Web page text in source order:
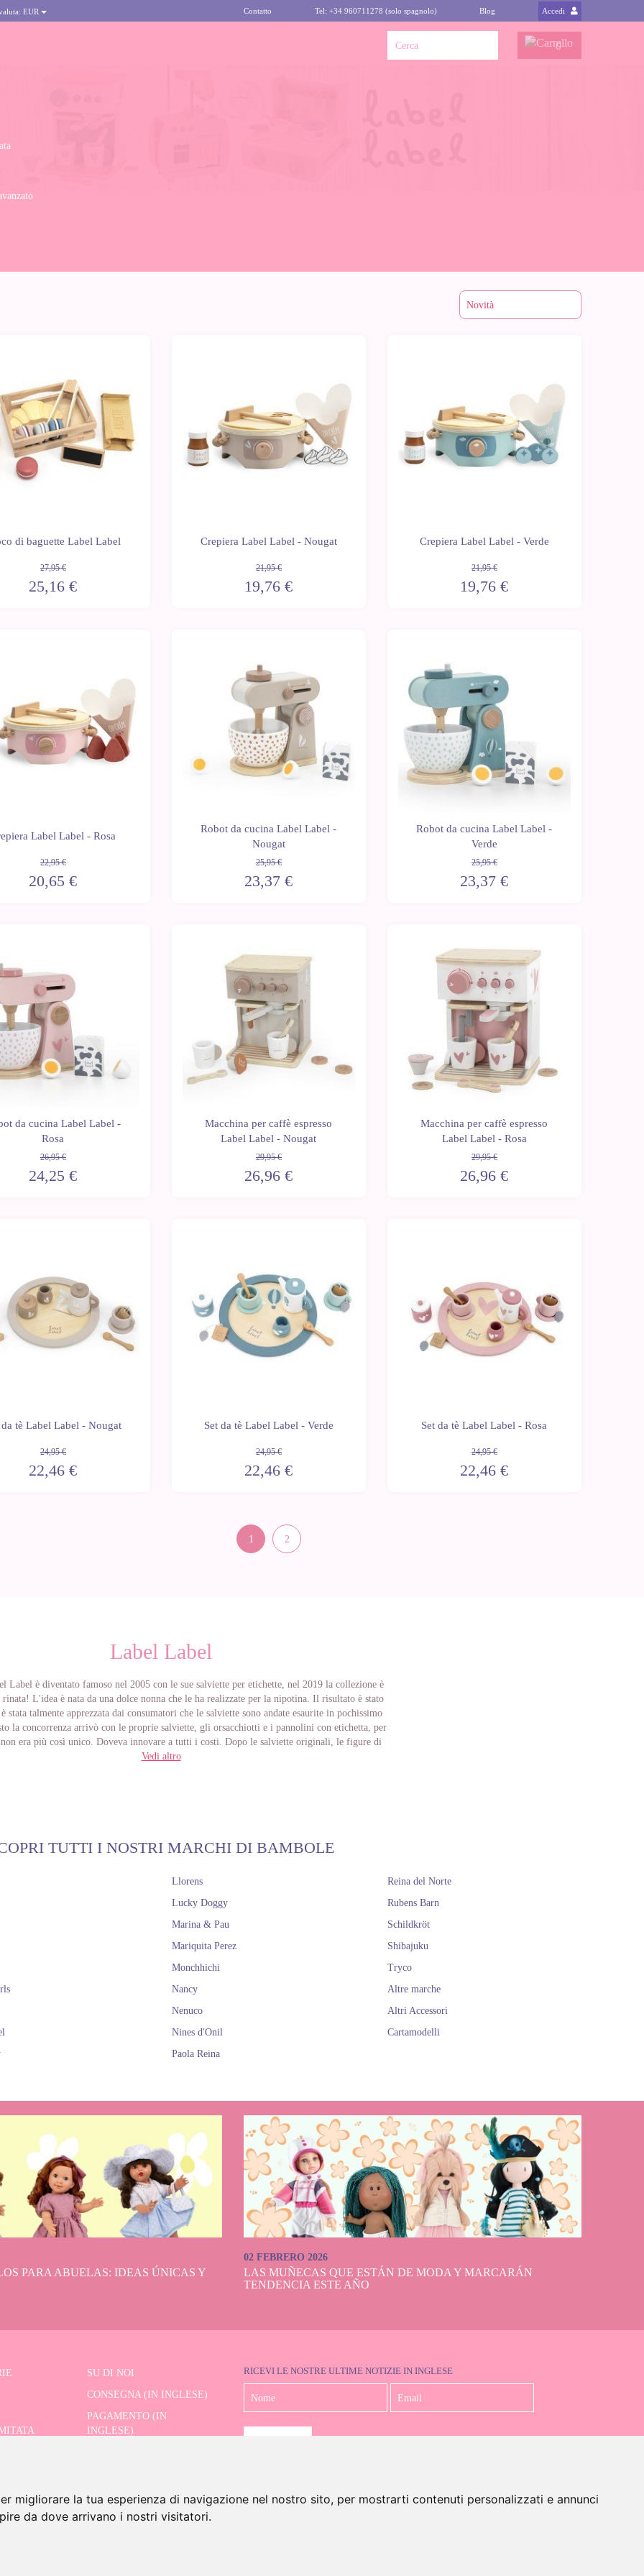
migliorare la tua esperienza di navigazione nel nostro sito, per mostrarti contenuti personalizzati e annunci
da dove arrivano i nostri visitatori.
EUR Contatto Tel: +34 960711278 (solo spagnolo) Blog Accedi
0
di baguette Label Label
27,95 €
25,16 €
Crepiera Label Label - Nougat
21,95 €
19,76 €
Crepiera Label Label - Verde
21,95 €
19,76 €
Label Label - Rosa
22,95 €
20,65 €
Robot da cucina Label Label -
Nougat
25,95 €
23,37 €
Robot da cucina Label Label -
Verde
25,95 €
23,37 €
da cucina Label Label -
Rosa
26,95 €
24,25 €
Macchina per caffè espresso
Label Label - Nougat
29,95 €
26,96 €
Macchina per caffè espresso
Label Label - Rosa
29,95 €
26,96 €
da tè Label Label - Nougat
24,95 €
22,46 €
Set da tè Label Label - Verde
24,95 €
22,46 €
Set da tè Label Label - Rosa
24,95 €
22,46 €
1 2
Label Label
Label è diventato famoso nel 2005 con le sue salviette per etichette, nel 2019 la collezione è
rinata! L'idea è nata da una dolce nonna che le ha realizzate per la nipotina. Il risultato è stato
stata talmente apprezzata dai consumatori che le salviette sono andate esaurite in pochissimo
la concorrenza arrivò con le proprie salviette, gli orsacchiotti e i pannolini con etichetta, per
era più così unico. Doveva innovare a tutti i costi. Dopo le salviette originali, le figure di
design, era giunto il momento di cambiare lo stile di Label-Label. Il risultato è uno stile
Vedi altro
TUTTI I NOSTRI MARCHI DI BAMBOLE
Llorens
Lucky Doggy
Marina & Pau
Mariquita Perez
Monchhichi
Nancy
Nenuco
Nines d'Onil
Paola Reina
Reina del Norte
Rubens Barn
Schildkröt
Shibajuku
Tryco
Altre marche
Altri Accessori
Cartamodelli
PARA ABUELAS: IDEAS ÚNICAS Y
02 FEBRERO 2026
LAS MUÑECAS QUE ESTÁN DE MODA Y MARCARÁN
TENDENCIA ESTE AÑO
SU DI NOI
CONSEGNA (IN INGLESE)
PAGAMENTO (IN
INGLESE)
RICEVI LE NOSTRE ULTIME NOTIZIE IN INGLESE
Dolls And Dolls. Tutti i diritti riservati.